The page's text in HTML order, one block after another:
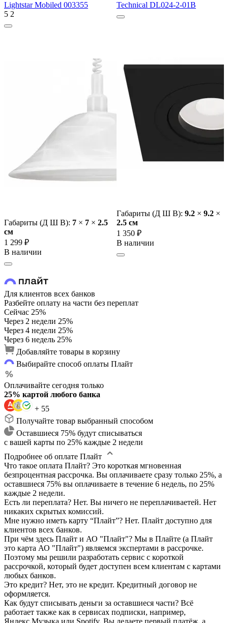
Lightstar Mobiled 003355
5 2
Габариты (Д Ш В): 7 × 7 × 2.5
cм
1 299 ₽
В наличии
Technical DL024-2-01B
Габариты (Д Ш В): 9.2 × 9.2 ×
2.5 cм
1 350 ₽
В наличии
Для клиентов всех банков
Разбейте оплату на части без переплат
Сейчас 25%
Через 2 недели 25%
Через 4 недели 25%
Через 6 недель 25%
Добавляйте товары в корзину
Выбирайте способ оплаты Плайт
Оплачивайте сегодня только
25% картой любого банка
+ 55
Получайте товар выбранный способом
Оставшиеся 75% будут списываться
с вашей карты по 25% каждые 2 недели
Подробнее об оплате Плайт
Что такое оплата Плайт? Это короткая мгновенная
безпроцентная рассрочка. Вы оплачиваете сразу только 25%, а
оставшиеся 75% вы оплачиваете в течение 6 недель, по 25%
каждые 2 недели.
Есть ли переплата? Нет. Вы ничего не переплачиваетей. Нет
никаких скрытых комиссий.
Мне нужно иметь карту “Плайт”? Нет. Плайт доступно для
клиентов всех банков.
При чём здесь Плайт и АО "Плайт"? Мы в Плайте (а Плайт
это карта АО "Плайт") являемся экспертами в рассрочке.
Поэтому мы решили разработать сервис с короткой
рассрочкой, который будет доступен всем клиентам с картами
любых банков.
Это кредит? Нет, это не кредит. Кредитный договор не
оформляется.
Как будут списывать деньги за оставшиеся части? Всё
работает также как в сервисах подписки, например,